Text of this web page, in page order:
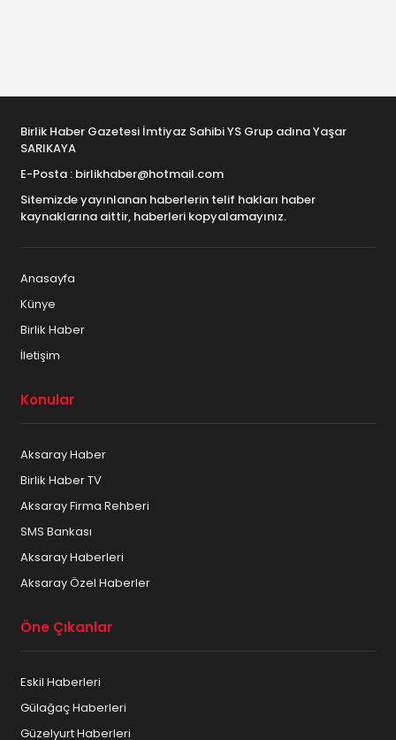
Birlik Haber Gazetesi İmtiyaz Sahibi YS Grup adına Yaşar
SARIKAYA
E-Posta : birlikhaber@hotmail.com
Sitemizde yayınlanan haberlerin telif hakları haber
kaynaklarına aittir, haberleri kopyalamayınız.
Anasayfa
Künye
Birlik Haber
İletişim
Konular
Aksaray Haber
Birlik Haber TV
Aksaray Firma Rehberi
SMS Bankası
Aksaray Haberleri
Aksaray Özel Haberler
Öne Çıkanlar
Eskil Haberleri
Gülağaç Haberleri
Güzelyurt Haberleri